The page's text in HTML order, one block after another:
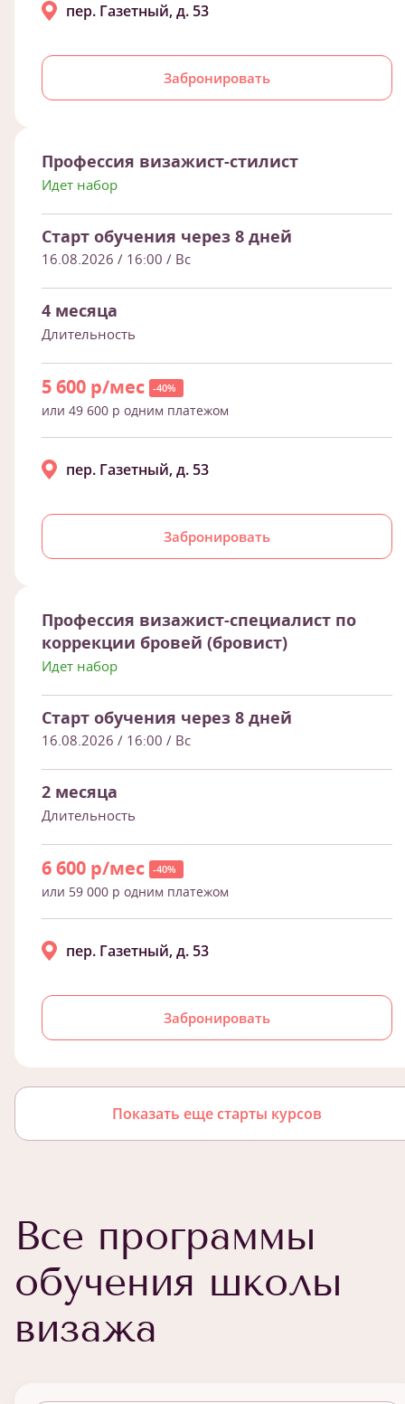
Забронировать
пер. Газетный, д. 53
Профессия визажист-стилист
Идет набор
Старт обучения через 8 дней
16.08.2026 / 16:00 / Вс
4 месяца
Длительность
5 600 р/мес -40%
или 49 600 р одним платежом
Забронировать
пер. Газетный, д. 53
Профессия визажист-специалист по
коррекции бровей (бровист)
Идет набор
Старт обучения через 8 дней
16.08.2026 / 16:00 / Вс
2 месяца
Длительность
6 600 р/мес -40%
или 59 000 р одним платежом
Забронировать
пер. Газетный, д. 53
Показать еще старты курсов
Все программы
обучения школы
визажа